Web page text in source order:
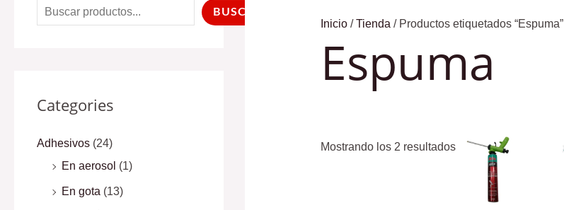
BUSCAR
Categories
Adhesivos (24)
En aerosol (1)
En gota (13)
Inicio/Tienda/ Productos etiquetados “Espuma”
Espuma
Mostrando los 2 resultados